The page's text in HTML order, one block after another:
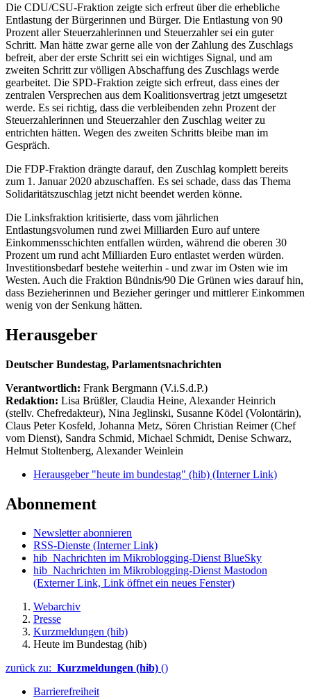
Die CDU/CSU-Fraktion zeigte sich erfreut über die erhebliche
Entlastung der Bürgerinnen und Bürger. Die Entlastung von 90
Prozent aller Steuerzahlerinnen und Steuerzahler sei ein guter
Schritt. Man hätte zwar gerne alle von der Zahlung des Zuschlags
befreit, aber der erste Schritt sei ein wichtiges Signal, und am
zweiten Schritt zur völligen Abschaffung des Zuschlags werde
gearbeitet. Die SPD-Fraktion zeigte sich erfreut, dass eines der
zentralen Versprechen aus dem Koalitionsvertrag jetzt umgesetzt
werde. Es sei richtig, dass die verbleibenden zehn Prozent der
Steuerzahlerinnen und Steuerzahler den Zuschlag weiter zu
entrichten hätten. Wegen des zweiten Schritts bleibe man im
Gespräch.
Die FDP-Fraktion drängte darauf, den Zuschlag komplett bereits
zum 1. Januar 2020 abzuschaffen. Es sei schade, dass das Thema
Solidaritätszuschlag jetzt nicht beendet werden könne.
Die Linksfraktion kritisierte, dass vom jährlichen
Entlastungsvolumen rund zwei Milliarden Euro auf untere
Einkommensschichten entfallen würden, während die oberen 30
Prozent um rund acht Milliarden Euro entlastet werden würden.
Investitionsbedarf bestehe weiterhin - und zwar im Osten wie im
Westen. Auch die Fraktion Bündnis/90 Die Grünen wies darauf hin,
dass Bezieherinnen und Bezieher geringer und mittlerer Einkommen
wenig von der Senkung hätten.
Herausgeber
Deutscher Bundestag, Parlamentsnachrichten
Verantwortlich: Frank Bergmann (V.i.S.d.P.)
Redaktion: Lisa Brüßler, Claudia Heine, Alexander Heinrich
(stellv. Chefredakteur), Nina Jeglinski, Susanne Ködel (Volontärin),
Claus Peter Kosfeld, Johanna Metz, Sören Christian Reimer (Chef
vom Dienst), Sandra Schmid, Michael Schmidt, Denise Schwarz,
Helmut Stoltenberg, Alexander Weinlein
Herausgeber "heute im bundestag" (hib) (Interner Link)
Abonnement
Newsletter abonnieren
RSS-Dienste (Interner Link)
hib_Nachrichten im Mikroblogging-Dienst BlueSky
hib_Nachrichten im Mikroblogging-Dienst Mastodon
(Externer Link, Link öffnet ein neues Fenster)
Webarchiv
Presse
Kurzmeldungen (hib)
Heute im Bundestag (hib)
zurück zu: Kurzmeldungen (hib) ()
Barrierefreiheit